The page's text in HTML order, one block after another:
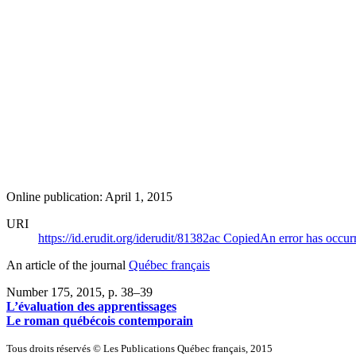
Online publication: April 1, 2015
URI
https://id.erudit.org/iderudit/81382ac CopiedAn error has
An article of the journal Québec français
Number 175, 2015, p. 38–39
L’évaluation des apprentissages
Le roman québécois contemporain
Tous droits réservés © Les Publications Québec français, 2015